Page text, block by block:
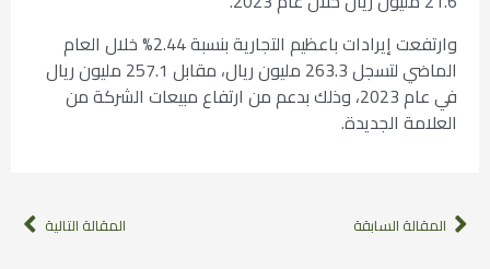
وارتفعت إيرادات باعظيم التجارية بنسبة 2.44% خلال العام
الماضي لتسجل 263.3 مليون ريال، مقابل 257.1 مليون ريال
في عام 2023، وذلك بدعم من ارتفاع مبيعات الشركة من
العلامة الجديدة.
المقالة السابقة المقالة التالية